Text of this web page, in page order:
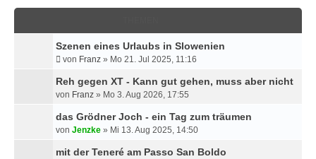
S
C
H
E
Szenen eines Urlaubs in Slowenien
von Franz » Mo 21. Jul 2025, 11:16
Reh gegen XT - Kann gut gehen, muss aber nicht
von Franz » Mo 3. Aug 2026, 17:55
das Grödner Joch - ein Tag zum träumen
von Jenzke » Mi 13. Aug 2025, 14:50
mit der Teneré am Passo San Boldo